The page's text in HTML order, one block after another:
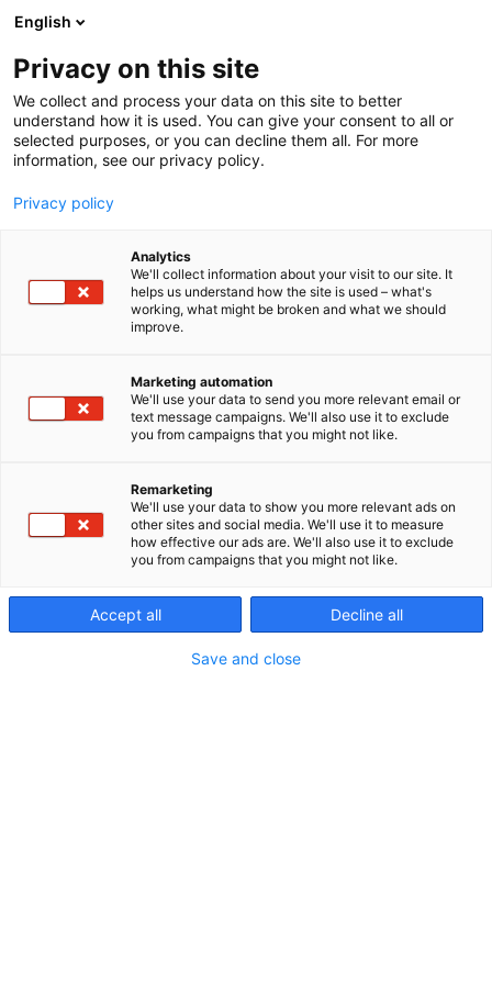
Siirry
sisältöön
Yleisökävijät
Ikääntymisen oma
tapahtuma tarjoilee
rehtiä tietoa
alkaen tapahtuma on tarjonnut sisältöä niin
vanhustyön ammattilaisille kuin ikääntyville
itselleen. Yleisökävijöille on jälleen tarjolla
English
Privacy on this site
We collect and process your data on this site to better
understand how it is used. You can give your consent to all or
selected purposes, or you can decline them all. For more
information, see our privacy policy.
Privacy policy
Analytics
We'll collect information about your visit to our site. It
helps us understand how the site is used – what's
working, what might be broken and what we should
improve.
Marketing automation
We'll use your data to send you more relevant email or
text message campaigns. We'll also use it to exclude
you from campaigns that you might not like.
Remarketing
We'll use your data to show you more relevant ads on
other sites and social media. We'll use it to measure
how effective our ads are. We'll also use it to exclude
you from campaigns that you might not like.
Accept all Decline all
Save and close